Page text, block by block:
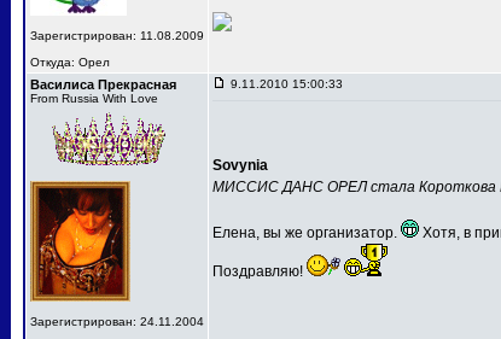
Зарегистрирован: 11.08.2009
Откуда: Орел
Василиса Прекрасная
From Russia With Love
Зарегистрирован: 24.11.2004
9.11.2010 15:00:33
Sovynia
МИССИС ДАНС ОРЕЛ стала Короткова
Елена, вы же организатор. Хотя, в
Поздравляю!